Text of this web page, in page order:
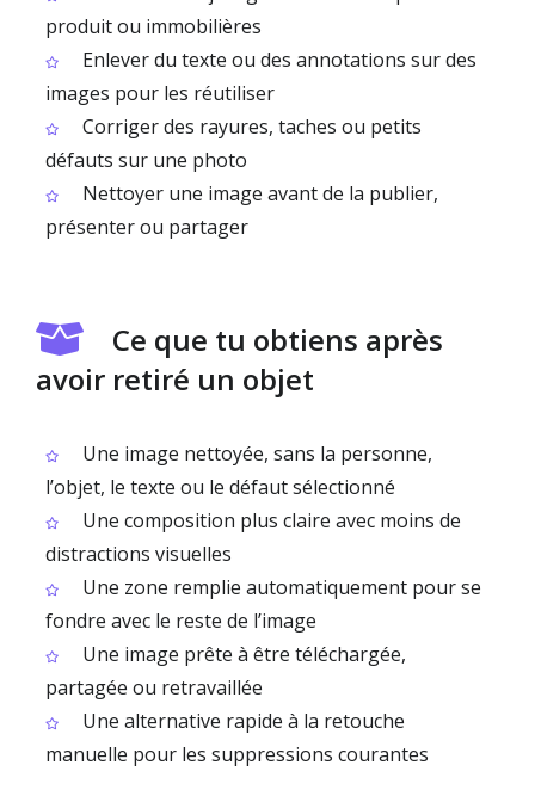
produit ou immobilières
Enlever du texte ou des annotations sur des
images pour les réutiliser
Corriger des rayures, taches ou petits
défauts sur une photo
Nettoyer une image avant de la publier,
présenter ou partager
Ce que tu obtiens après
avoir retiré un objet
Une image nettoyée, sans la personne,
l’objet, le texte ou le défaut sélectionné
Une composition plus claire avec moins de
distractions visuelles
Une zone remplie automatiquement pour se
fondre avec le reste de l’image
Une image prête à être téléchargée,
partagée ou retravaillée
Une alternative rapide à la retouche
manuelle pour les suppressions courantes